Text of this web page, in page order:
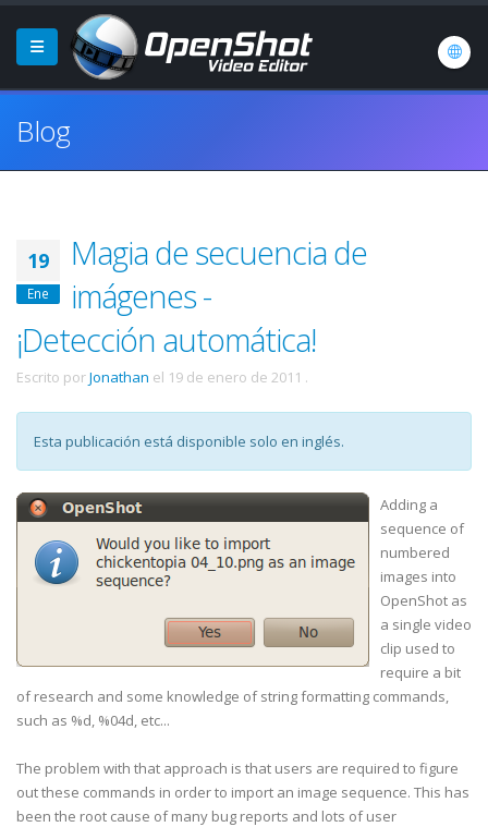
Blog
19
Ene
Magia de secuencia de
imágenes -
¡Detección automática!
Escrito porJonathan el 19 de enero de 2011 .
Esta publicación está disponible solo en inglés.
Adding a
sequence of
numbered
images into
OpenShot as
a single video
clip used to
require a bit
of research and some knowledge of string formatting commands,
such as %d, %04d, etc...
The problem with that approach is that users are required to figure
out these commands in order to import an image sequence. This has
been the root cause of many bug reports and lots of user